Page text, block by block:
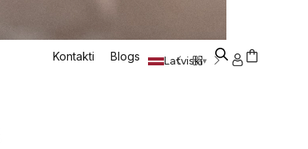
Kontakti Blogs Latviski▾